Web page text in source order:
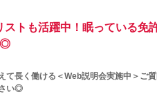
トも活躍中！眠っている免
◎
長く働ける＜Web説明会実施中＞ご
い◎